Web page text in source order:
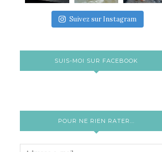
Suivez sur Instagram
SUIS-MOI SUR FACEBOOK
POUR NE RIEN RATER...